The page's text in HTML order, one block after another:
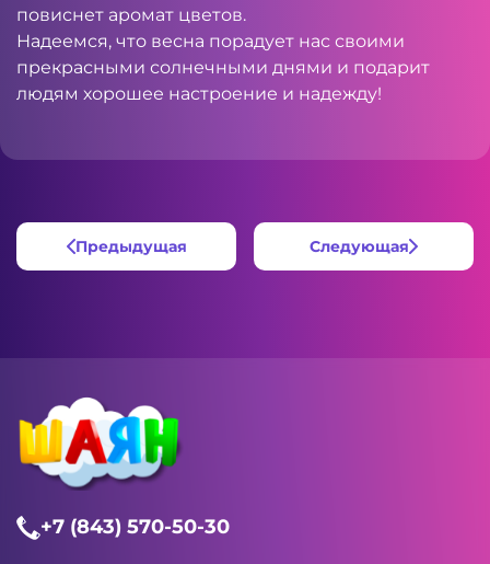
повиснет аромат цветов.
Надеемся, что весна порадует нас своими
прекрасными солнечными днями и подарит
людям хорошее настроение и надежду!
Предыдущая Следующая
+7 (843) 570-50-30